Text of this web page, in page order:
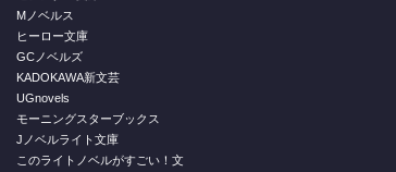
Mノベルス
ヒーロー文庫
GCノベルズ
KADOKAWA新文芸
UGnovels
モーニングスターブックス
Jノベルライト文庫
このライトノベルがすごい！文